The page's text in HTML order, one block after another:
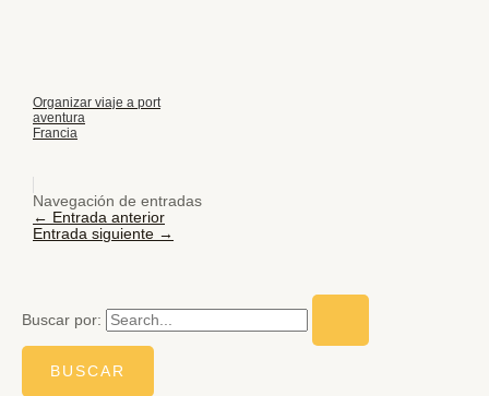
Organizar viaje a port
aventura
Francia
Navegación de entradas
← Entrada anterior
Entrada siguiente →
Buscar por: